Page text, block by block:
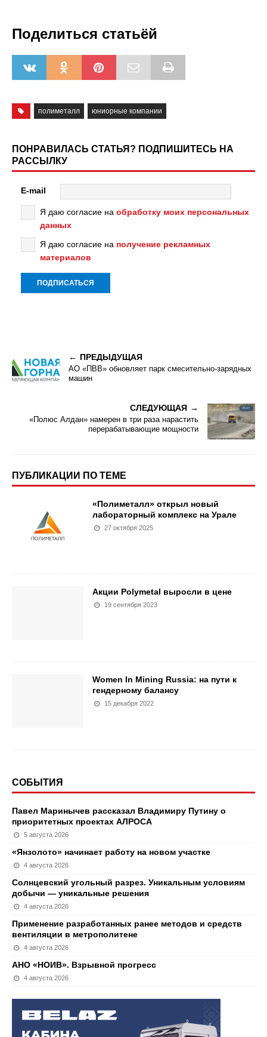
Поделиться статьёй
полиметалл юниорные компании
ПОНРАВИЛАСЬ СТАТЬЯ? ПОДПИШИТЕСЬ НА
РАССЫЛКУ
E-mail
Я даю согласие на обработку моих персональных
данных
Я даю согласие на получение рекламных
материалов
ПРЕДЫДУЩАЯ
АО «ПВВ» обновляет парк смесительно-зарядных
машин
СЛЕДУЮЩАЯ
«Полюс Алдан» намерен в три раза нарастить
перерабатывающие мощности
ПУБЛИКАЦИИ ПО ТЕМЕ
«Полиметалл» открыл новый
лабораторный комплекс на Урале
27 октября 2025
Акции Polymetal выросли в цене
19 сентября 2023
Women In Mining Russia: на пути к
гендерному балансу
15 декабря 2022
СОБЫТИЯ
Павел Маринычев рассказал Владимиру Путину о
приоритетных проектах АЛРОСА
5 августа 2026
«Янзолото» начинает работу на новом участке
4 августа 2026
Солнцевский угольный разрез. Уникальным условиям
добычи — уникальные решения
4 августа 2026
Применение разработанных ранее методов и средств
вентиляции в метрополитене
4 августа 2026
АНО «НОИВ». Взрывной прогресс
4 августа 2026